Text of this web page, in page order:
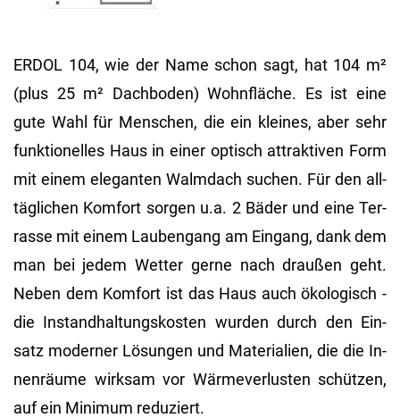
ERDOL 104, wie der Name schon sagt, hat 104 m²
(plus 25 m² Dach­bo­den) Wohn­flä­che. Es ist eine
gute Wahl für Men­schen, die ein klei­nes, aber sehr
funk­tio­nel­les Haus in einer op­tisch at­trak­ti­ven Form
mit einem ele­gan­ten Walm­dach su­chen. Für den all­
täg­li­chen Kom­fort sor­gen u.a. 2 Bäder und eine Ter­
ras­se mit einem Lau­ben­gang am Ein­gang, dank dem
man bei jedem Wet­ter gerne nach drau­ßen geht.
Neben dem Kom­fort ist das Haus auch öko­lo­gisch -
die In­stand­hal­tungs­kos­ten wur­den durch den Ein­
satz mo­der­ner Lö­sun­gen und Ma­te­ria­li­en, die die In­
nen­räu­me wirk­sam vor Wär­me­ver­lus­ten schüt­zen,
auf ein Mi­ni­mum re­du­ziert.